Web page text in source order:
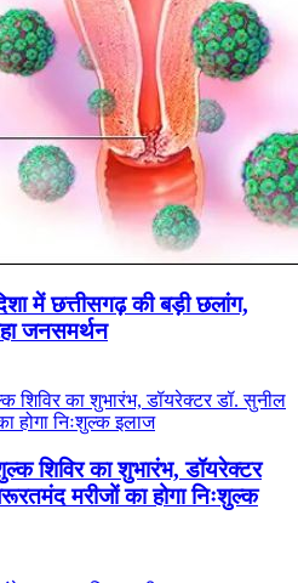
में छत्तीसगढ़ की बड़ी छलांग,
जनसमर्थन
शिविर का शुभारंभ, डॉयरेक्टर
मरीजों का होगा निःशुल्क